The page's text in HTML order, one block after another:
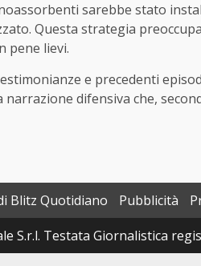
sarebbe stato
Questa strategia
pene lievi.
e precedenti
difensiva che,
Blitz Quotidiano Pubblicità
S.r.l. Testata Giornalistica